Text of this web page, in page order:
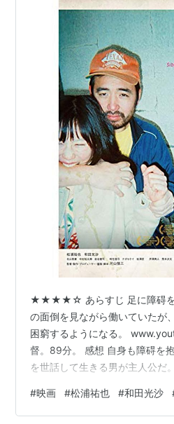
★★★★☆ あらすじ 足に障碍を
の面倒を見ながら働いていたが
困窮するようになる。
督。89分。 感想 自身も障碍を
を世話して生きる男が主人公だ
に向かう。そして帰れば、時に
いながら世話をする。 傍から
#映画 #松浦祐也 #和田光沙